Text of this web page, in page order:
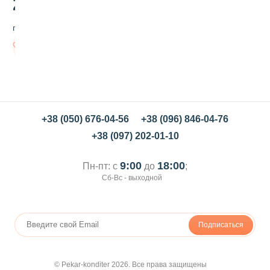
е
д
о
грн/шт
+38 (050) 676-04-56
+38 (096) 846-04-76
+38 (097) 202-01-10
Пн-пт: с 9:00 до 18:00;
Сб-Вс - выходной
Подписаться
© Pekar-konditer 2026. Все права защищены